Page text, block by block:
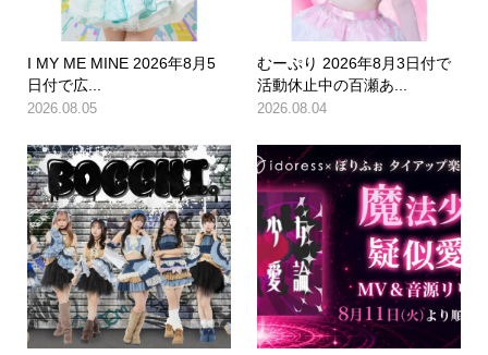
I MY ME MINE 2026年8月5
日付で広...
2026.08.05
むーぷり 2026年8月3日付で
活動休止中の百瀬あ...
2026.08.04